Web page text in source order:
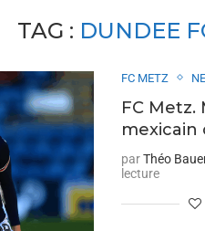
TAG : DUNDEE
FC METZ
FC
mexicain
parThéo
lecture